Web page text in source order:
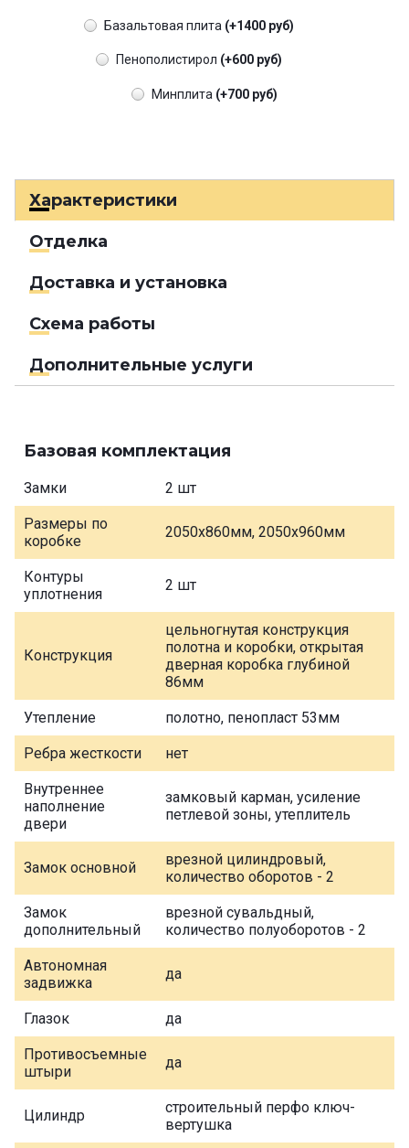
Базальтовая плита (+1400 руб)
Пенополистирол (+600 руб)
Минплита (+700 руб)
Характеристики
Отделка
Доставка и установка
Схема работы
Дополнительные услуги
Базовая комплектация
Замки 2 шт
Размеры по
коробке
2050х860мм, 2050х960мм
Контуры
уплотнения
2 шт
Конструкция
цельногнутая конструкция
полотна и коробки, открытая
дверная коробка глубиной
86мм
Утепление полотно, пенопласт 53мм
Ребра жесткости нет
Внутреннее
наполнение
двери
замковый карман, усиление
петлевой зоны, утеплитель
Замок основной
врезной цилиндровый,
количество оборотов - 2
Замок
дополнительный
врезной сувальдный,
количество полуоборотов - 2
Автономная
задвижка
да
Глазок да
Противосъемные
штыри
да
Цилиндр
строительный перфо ключ-
вертушка